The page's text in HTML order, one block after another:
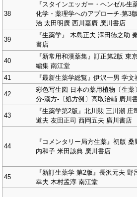
38
『スタインエッガー・ヘンゼル生
化学・薬理学へのアプローチ‐第3
治 太田明廣 西川嘉廣 廣川書店
39
『生薬学』 木島正夫 澤田徳之助
書店
40
『新常用和漢薬集』訂正第2版 東
編集 南江堂
41
『最新生薬学総覧』伊沢一男 学文
42
彩色写生図 日本の薬用植物〔生薬
分-漢方-〔処方例〕高取治輔 廣川
43
『生薬学第2版』北川勲 三川潮 庄
道夫 友田正司 西岡五夫 廣川書店
44
『コメンタリー局方生薬』初版 桑
内和子 米田該典 廣川書店
45
『新訂生薬学 第2版』長沢元夫 野
幸夫 木村孟淳 南江堂